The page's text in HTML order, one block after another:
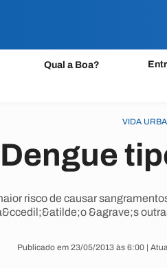
Qual a Boa?
VIDA
Dengue
risco de causar
&agrave;s
Publicado em 23/05/2013 às 6:00 |